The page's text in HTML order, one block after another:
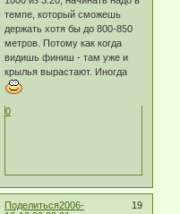
темпе, который сможешь
держать хотя бы до 800-850
метров. Потому как когда
видишь финиш - там уже и
крылья вырастают. Иногда
0
Поделиться 19
2006-